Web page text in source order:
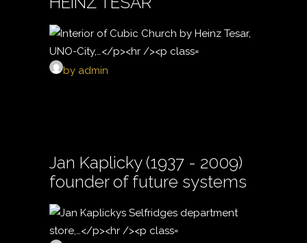
by admin
Jan Kaplicky (1937 - 2009)
founder of future systems